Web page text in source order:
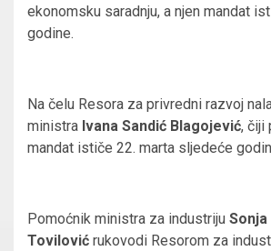
ekonomsku saradnju, a njen mandat
godine.
Na čelu Resora za privredni razvoj
ministra Ivana Sandić Blagojević, čiji
mandat ističe 22. marta sljedeće
Pomoćnik ministra za industriju Sonja
Tovilović rukovodi Resorom za